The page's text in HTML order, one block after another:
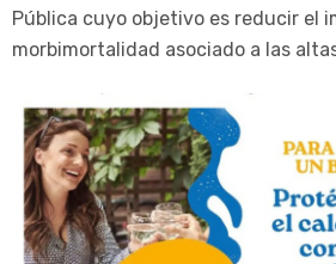
Pública cuyo objetivo es reducir el
morbimortalidad asociado a las